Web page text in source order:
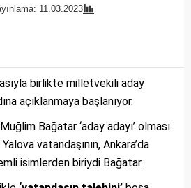
11.03.2023
birlikte milletvekili aday
açıklanmaya başlanıyor.
Bağatar ‘aday adayı’ olması
vatandaşının, Ankara’da
isimlerden biriydi Bağatar.